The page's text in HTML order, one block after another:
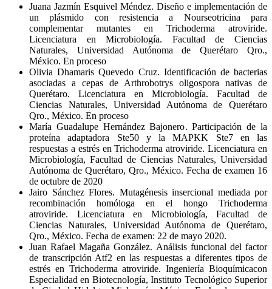
Juana Jazmín Esquivel Méndez. Diseño e implementación de
un plásmido con resistencia a Nourseotricina para
complementar mutantes en Trichoderma atroviride.
Licenciatura en Microbiología. Facultad de Ciencias
Naturales, Universidad Autónoma de Querétaro Qro.,
México. En proceso
Olivia Dhamaris Quevedo Cruz. Identificación de bacterias
asociadas a cepas de Arthrobotrys oligospora nativas de
Querétaro. Licenciatura en Microbiología. Facultad de
Ciencias Naturales, Universidad Autónoma de Querétaro
Qro., México. En proceso
María Guadalupe Hernández Bajonero. Participación de la
proteína adaptadora Ste50 y la MAPKK Ste7 en las
respuestas a estrés en Trichoderma atroviride. Licenciatura en
Microbiología, Facultad de Ciencias Naturales, Universidad
Autónoma de Querétaro, Qro., México. Fecha de examen 16
de octubre de 2020
Jairo Sánchez Flores. Mutagénesis insercional mediada por
recombinación homóloga en el hongo Trichoderma
atroviride. Licenciatura en Microbiología, Facultad de
Ciencias Naturales, Universidad Autónoma de Querétaro,
Qro., México. Fecha de examen: 22 de mayo 2020.
Juan Rafael Magaña González. Análisis funcional del factor
de transcripción Atf2 en las respuestas a diferentes tipos de
estrés en Trichoderma atroviride. Ingeniería Bioquímicacon
Especialidad en Biotecnología, Instituto Tecnológico Superior